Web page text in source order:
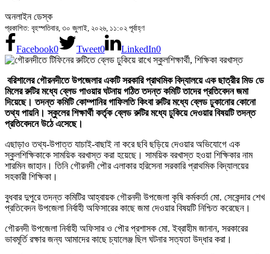
অনলাইন ডেস্ক
প্রকাশিত: বৃহস্পতিবার, ৩০ জুলাই, ২০২৬, ১১:০২ পূর্বাহ্ণ
Facebook0 Tweet0 LinkedIn0
বরিশালের গৌরনদীতে উপজেলার একটি সরকারি প্রাথমিক বিদ্যালয়ে এক ছাত্রীর মিড ডে
মিলের রুটির মধ্যে ব্লেড পাওয়ার ঘটনায় গঠিত তদন্ত কমিটি তাদের প্রতিবেদন জমা
দিয়েছে। তদন্ত কমিটি কোম্পানির গাফিলতি কিংবা রুটির মধ্যে ব্লেড ঢুকানোর কোনো
তথ্য পায়নি। স্কুলের শিক্ষার্থী কর্তৃক ব্লেড রুটির মধ্যে ঢুকিয়ে দেওয়ার বিষয়টি তদন্ত
প্রতিবেদনে উঠে এসেছে।
এছাড়াও তথ্য-উপাত্ত যাচাই-বাছাই না করে ছবি ছড়িয়ে দেওয়ার অভিযোগে এক
স্কুলশিক্ষিকাকে সাময়িক বরখাস্ত করা হয়েছে। সাময়িক বরখাস্ত হওয়া শিক্ষিকার নাম
শারমিন জাহান। তিনি গৌরনদী পৌর এলাকার হরিসেনা সরকারি প্রাথমিক বিদ্যালয়ের
সহকারী শিক্ষিকা।
বুধবার দুপুরে তদন্ত কমিটির আহ্বায়ক গৌরনদী উপজেলা কৃষি কর্মকর্তা মো. সেকেন্দার শেখ
প্রতিবেদন উপজেলা নির্বাহী অফিসারের কাছে জমা দেওয়ার বিষয়টি নিশ্চিত করেছেন।
গৌরনদী উপজেলা নির্বাহী অফিসার ও পৌর প্রশাসক মো. ইব্রাহীম জানান, সরকারের
ভাবমূর্তি রক্ষার জন্য আমাদের কাছে চ্যালেঞ্জ ছিল ঘটনার সত্যতা উদ্ধার করা।